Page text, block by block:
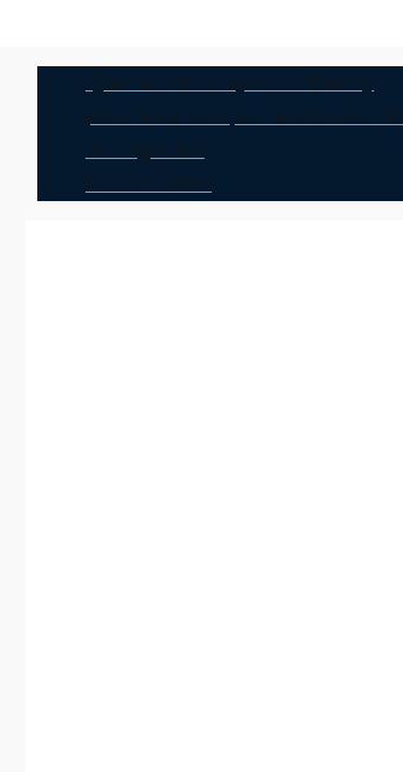
Que nuestros ojos se abran y
podamos ver que no vivimos dos
días iguales
Paulo Coelho